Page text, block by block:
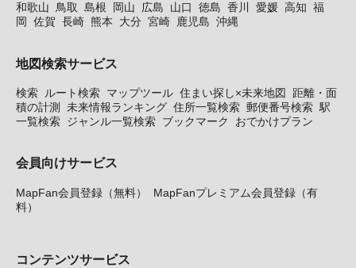
和歌山 鳥取 島根 岡山 広島 山口 徳島 香川 愛媛 高知 福
岡
佐賀 長崎 熊本 大分 宮崎 鹿児島 沖縄
地図検索サービス
検索 ルート検索 マップツール 住まい探し×未来地図
距離・面
積の計測
未来情報ランキング 住所一覧検索 郵便番号検索 駅
一覧検索 ジャンル一覧検索 ブックマーク おでかけプラン
会員向けサービス
MapFan会員登録（無料）
MapFanプレミアム会員登録（有
料）
コンテンツサービス